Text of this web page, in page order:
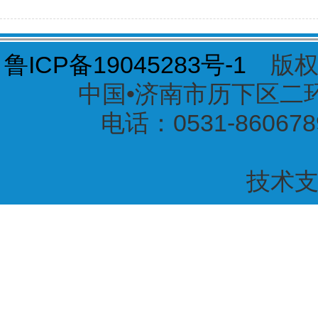
鲁ICP备19045283号-1 版权
中国•济南市历下区
电话：0531-
技术